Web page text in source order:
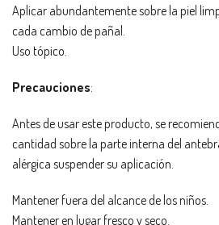
Aplicar abundantemente sobre la piel
cada cambio de pañal.
Uso tópico.
Precauciones:
Antes de usar este producto, se
cantidad sobre la parte interna del
alérgica suspender su aplicación.
Mantener fuera del alcance de los niños.
Mantener en lugar fresco y seco.